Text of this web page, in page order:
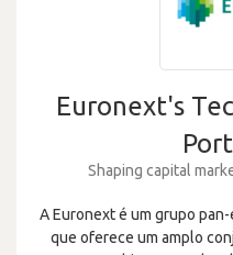
Euronext's
Shaping capital
A Euronext é um grupo
que oferece um amplo